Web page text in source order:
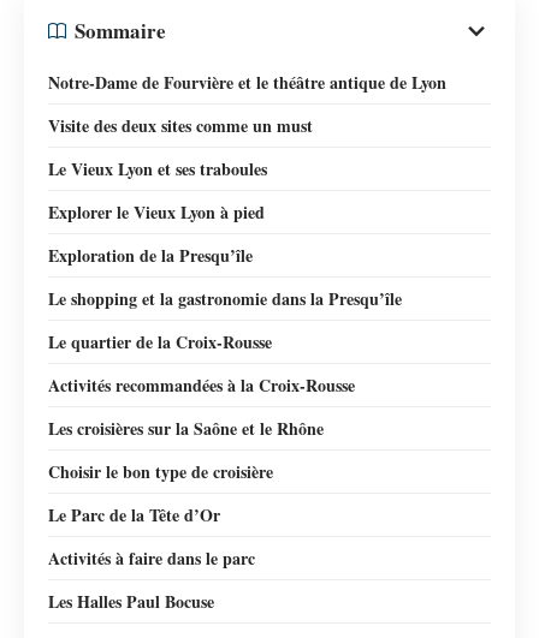
Sommaire
Notre-Dame de Fourvière et le théâtre antique de Lyon
Visite des deux sites comme un must
Le Vieux Lyon et ses traboules
Explorer le Vieux Lyon à pied
Exploration de la Presqu’île
Le shopping et la gastronomie dans la Presqu’île
Le quartier de la Croix-Rousse
Activités recommandées à la Croix-Rousse
Les croisières sur la Saône et le Rhône
Choisir le bon type de croisière
Le Parc de la Tête d’Or
Activités à faire dans le parc
Les Halles Paul Bocuse